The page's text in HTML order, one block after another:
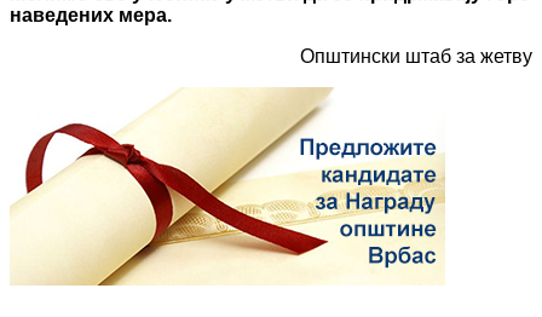
наведених мера.
Општински штаб за жетву